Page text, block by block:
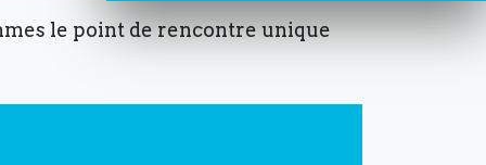
le point de rencontre unique